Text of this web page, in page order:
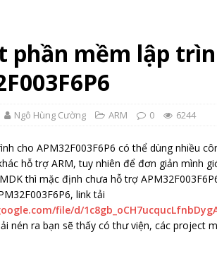
phần mềm lập
Ngô Hùng Cường ARM 0 6244
cho APM32F003F6P6 có thể dùng nhiều
hỗ trợ ARM, tuy nhiên để đơn giản mình
thì mặc định chưa hỗ trợ
link tải
file/d/
nén ra bạn sẽ thấy có thư viện, các project